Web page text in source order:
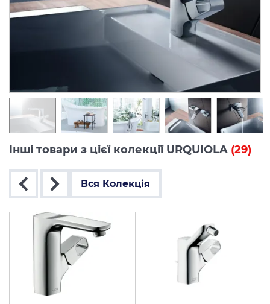
Інші товари з цієї колекції URQUIOLA (29)
Вся Колекція